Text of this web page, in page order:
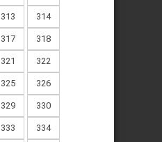
313 314
317 318
321 322
325 326
329 330
333 334